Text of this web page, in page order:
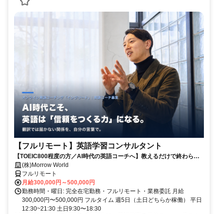
【フルリモート】英語学習コンサルタント
【TOEIC800程度の方／AI時代の英語コーチへ】教えるだけで終わらな
い。受講生の学習習慣と“自分の言葉で伝える力”を育てるお仕事です
(株)Morrow World
フルリモート
月給300,000円～500,000円
勤務時間・曜日: 完全在宅勤務・フルリモート・業務委託 月給
300,000円〜500,000円 フルタイム 週5日（土日どちらか稼働） 平日
12:30~21:30 土日9:30〜18:30